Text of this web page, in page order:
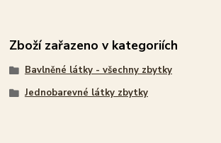
Zboží zařazeno v kategoriích
Bavlněné látky - všechny zbytky
Jednobarevné látky zbytky